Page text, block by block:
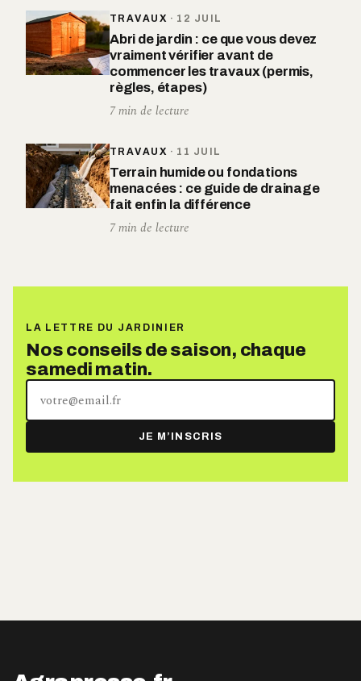
TRAVAUX · 12 JUIL
Abri de jardin : ce que vous devez
vraiment vérifier avant de
commencer les travaux (permis,
règles, étapes)
7 min de lecture
TRAVAUX · 11 JUIL
Terrain humide ou fondations
menacées : ce guide de drainage
fait enfin la différence
7 min de lecture
LA LETTRE DU JARDINIER
Nos conseils de saison, chaque
samedi matin.
Votre
adresse
mail
JE M’INSCRIS